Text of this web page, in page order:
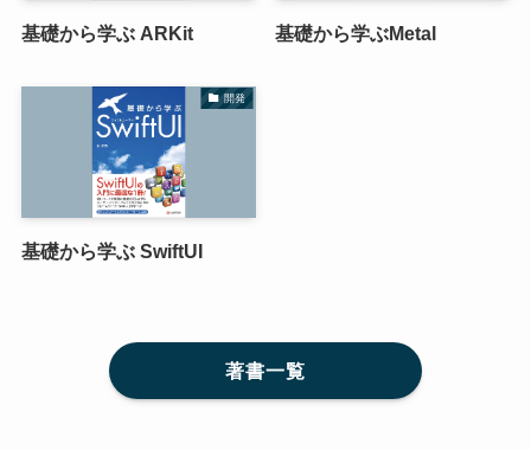
基礎から学ぶ ARKit 基礎から学ぶMetal
開発
基礎から学ぶ SwiftUI
著書一覧